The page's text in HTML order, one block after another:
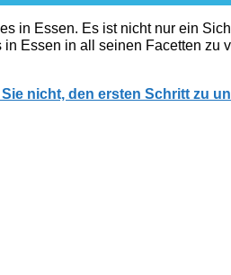
in Essen. Es ist nicht nur ein
Essen in all seinen Facetten
nicht, den ersten Schritt zu